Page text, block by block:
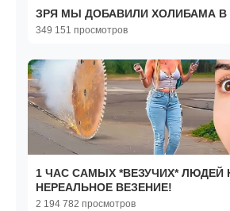
ЗРЯ МЫ ДОБАВИЛИ ХОЛИБАМА В
349 151 просмотров
1 ЧАС САМЫХ *ВЕЗУЧИХ* ЛЮДЕЙ
НЕРЕАЛЬНОЕ ВЕЗЕНИЕ!
2 194 782 просмотров